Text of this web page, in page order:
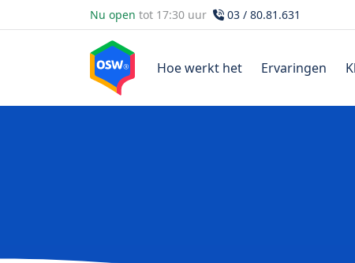
Nu open tot 17:30 uur 03 / 80.81.631
Hoe werkt het Ervaringen